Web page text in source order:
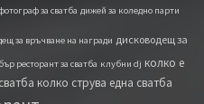
за сватба дижей за коледно парти
за връчване на награди дисководещ за
ресторант за сватба клубни dj колко е
колко струва една сватба